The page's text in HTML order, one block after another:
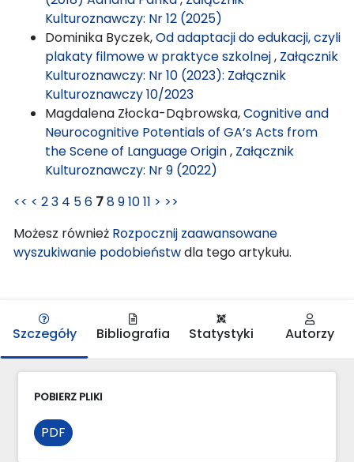
Kulturoznawczy: Nr 12 (2025)
Dominika Byczek,Od adaptacji do edukacji, czyli
plakaty filmowe w praktyce szkolnej, Załącznik
Kulturoznawczy: Nr 10 (2023): Załącznik
Kulturoznawczy 10/2023
Magdalena Złocka-Dąbrowska,Cognitive and
Neurocognitive Potentials of GA’s Acts from
the Scene of Language Origin, Załącznik
Kulturoznawczy: Nr 9 (2022)
<< < 23 4 56 7891011 > >>
Możesz również Rozpocznij zaawansowane
wyszukiwanie podobieństwdla tego artykułu.
Szczegóły Bibliografia Statystyki Autorzy
POBIERZ PLIKI
PDF